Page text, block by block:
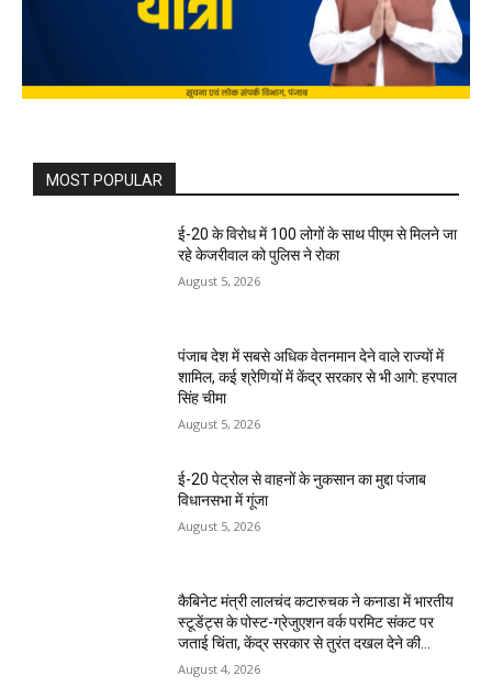
MOST POPULAR
ई-20 के विरोध में 100 लोगों के साथ पीएम से मिलने जा
रहे केजरीवाल को पुलिस ने रोका
August 5, 2026
पंजाब देश में सबसे अधिक वेतनमान देने वाले राज्यों में
शामिल, कई श्रेणियों में केंद्र सरकार से भी आगे: हरपाल
सिंह चीमा
August 5, 2026
ई-20 पेट्रोल से वाहनों के नुकसान का मुद्दा पंजाब
विधानसभा में गूंजा
August 5, 2026
कैबिनेट मंत्री लालचंद कटारुचक ने कनाडा में भारतीय
स्टूडेंट्स के पोस्ट-ग्रेजुएशन वर्क परमिट संकट पर
जताई चिंता, केंद्र सरकार से तुरंत दखल देने की...
August 4, 2026